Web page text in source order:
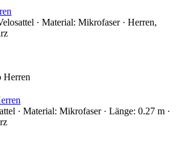
· Material: Mikrofaser · Herren,
· Material: Mikrofaser · Länge: 0.27 m ·